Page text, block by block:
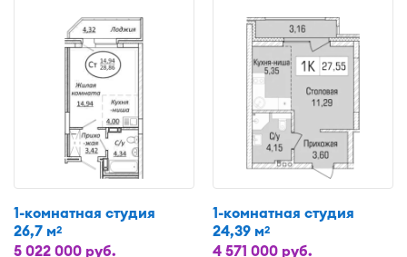
1-комнатная студия
26,7 м2
5 022 000 руб.
1-комнатная студия
24,39 м2
4 571 000 руб.